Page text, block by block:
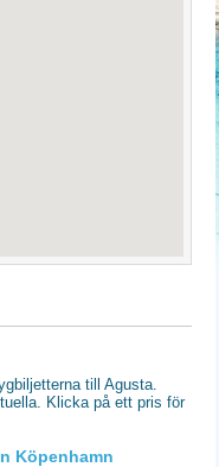
till Agusta.
Klicka på ett pris för
Köpenhamn